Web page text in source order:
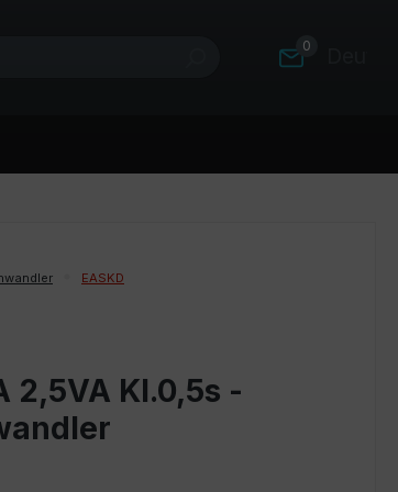
0
EASKD
2,5VA Kl.0,5s -